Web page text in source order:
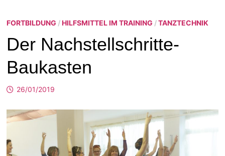
FORTBILDUNG /HILFSMITTEL IM TRAINING /TANZTECHNIK
Der Nachstellschritte-
Baukasten
26/01/2019